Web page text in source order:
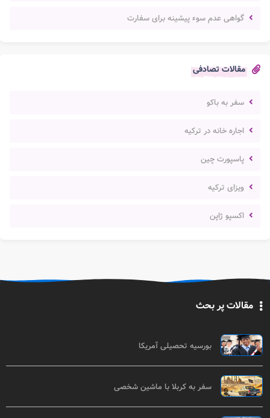
گواهی عدم سوء پیشینه برای سفارت
مقالات تصادفی
سفر به باکو
اجاره خانه در ترکیه
پاسپورت چین
ویزای ترکیه
اکسپو ژاپن
مقالات پر بحث
بورسیه تحصیلی آمریکا
سفر به کربلا با ماشین شخصی